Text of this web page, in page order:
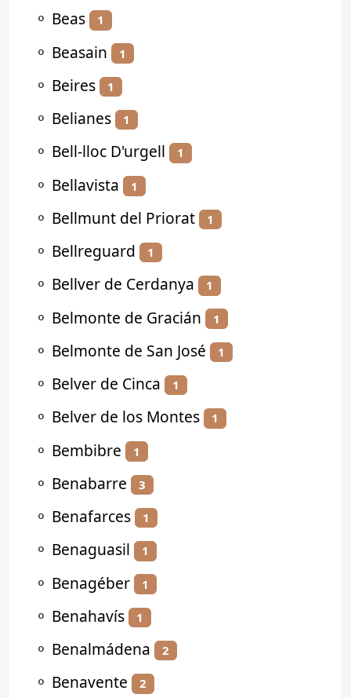
⚬ Beas 1
⚬ Beasain 1
⚬ Beires 1
⚬ Belianes 1
⚬ Bell-lloc D'urgell 1
⚬ Bellavista 1
⚬ Bellmunt del Priorat 1
⚬ Bellreguard 1
⚬ Bellver de Cerdanya 1
⚬ Belmonte de Gracián 1
⚬ Belmonte de San José 1
⚬ Belver de Cinca 1
⚬ Belver de los Montes 1
⚬ Bembibre 1
⚬ Benabarre 3
⚬ Benafarces 1
⚬ Benaguasil 1
⚬ Benagéber 1
⚬ Benahavís 1
⚬ Benalmádena 2
⚬ Benavente 2